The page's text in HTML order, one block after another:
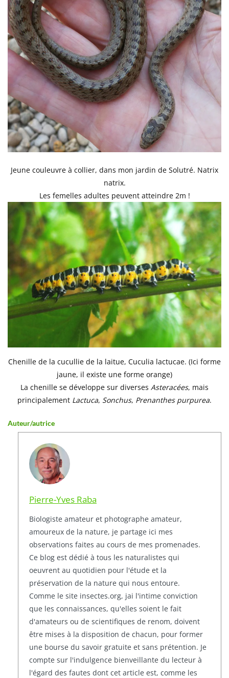
Jeune couleuvre à collier, dans mon jardin de Solutré. Natrix
natrix.
Les femelles adultes peuvent atteindre 2m !
Chenille de la cucullie de la laitue, Cuculia lactucae. (Ici forme
jaune, il existe une forme orange)
La chenille se développe sur diverses Asteracées, mais
principalement Lactuca, Sonchus, Prenanthes purpurea.
Auteur/autrice
Pierre-Yves Raba
Biologiste amateur et photographe amateur,
amoureux de la nature, je partage ici mes
observations faites au cours de mes promenades.
Ce blog est dédié à tous les naturalistes qui
oeuvrent au quotidien pour l'étude et la
préservation de la nature qui nous entoure.
Comme le site insectes.org, jai l'intime conviction
que les connaissances, qu'elles soient le fait
d'amateurs ou de scientifiques de renom, doivent
être mises à la disposition de chacun, pour former
une bourse du savoir gratuite et sans prétention. Je
compte sur l'indulgence bienveillante du lecteur à
l'égard des fautes dont cet article est, comme les